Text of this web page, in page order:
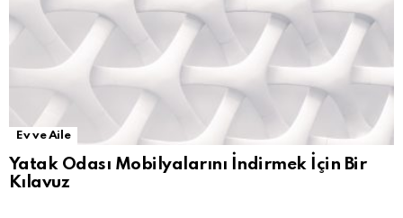
Ev ve Aile
Yatak Odası Mobilyalarını İndirmek İçin Bir
Kılavuz